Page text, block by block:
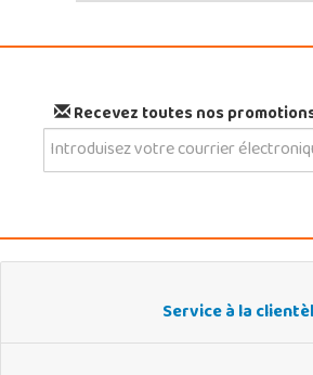
Recevez toutes nos
Service à la